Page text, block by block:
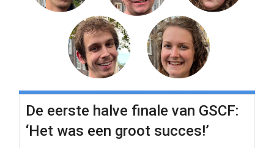
De eerste halve finale van GSCF:
‘Het was een groot succes!’